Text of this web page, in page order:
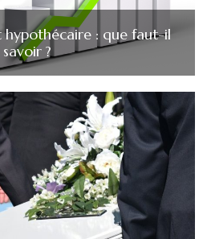
hypothécaire : que faut-il
savoir ?